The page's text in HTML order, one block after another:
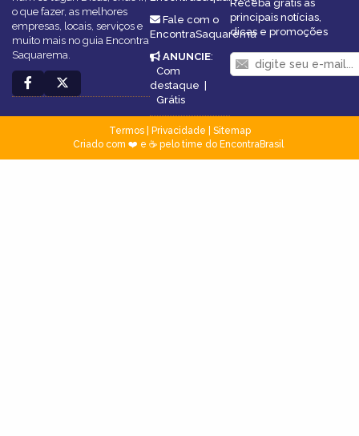
o que fazer, as melhores
empresas, locais, serviços e
muito mais no guia Encontra
Saquarema.
Fale com o
EncontraSaquarema
ANUNCIE:
Com
destaque
Grátis
Receba grátis as
principais notícias,
dicas e promoções
Termos| Privacidade
Sitemap
Criado com ❤️ e ☕ pelo time do EncontraBrasil